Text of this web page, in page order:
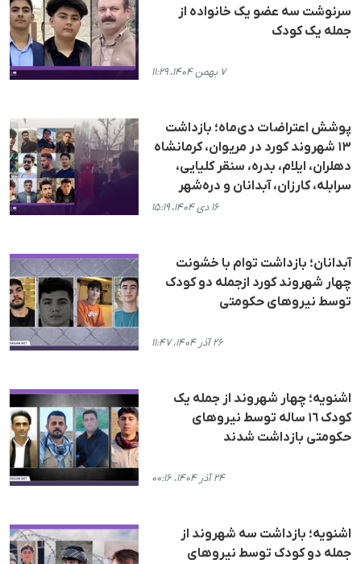
سرنوشت سه عضو یک خانواده از
جمله یک کودک
۷ بهمن ۱۴۰۴، ۱۱:۲۹
پوشش اعتراضات دی‌ماه؛ بازداشت
۱۳ شهروند کورد در مریوان، کرمانشاه
دهلران، ایلام، بدره، سنقر کلیایی،
سرابله، کارزان، آبدانان و دره‌شهر
۱۶ دی ۱۴۰۴، ۱۵:۱۹
آبدانان؛ بازداشت توام با خشونت
چهار شهروند کورد ازجمله دو کودک
توسط نیروهای حکومتی
۲۶ آذر ۱۴۰۴، ۱۱:۴۷
اشنویە؛ چهار شهروند از جملە یک
کودک ١٦ سالە توسط نیروهای
حکومتی بازداشت شدند
۲۴ آذر ۱۴۰۴، ۰۰:۱۶
اشنویه؛ بازداشت سه شهروند از
جمله دو کودک توسط نیروهای